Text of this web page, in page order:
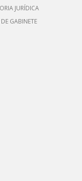
JURÍDICA
GABINETE